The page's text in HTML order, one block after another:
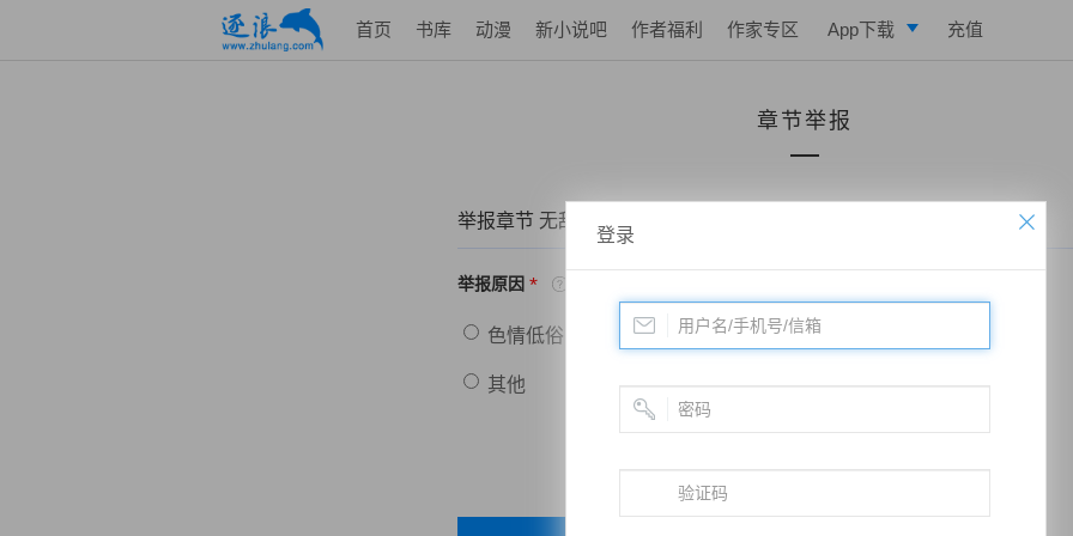
首页 书库 动漫 新小说吧 作者福利 作家专区 App下载
写作助手
充值
章节举报
举报章节 无敌狂婿——第14章 咄咄逼人
举报原因 *
色情低俗 政治敏感 暴力低俗
其他
登录